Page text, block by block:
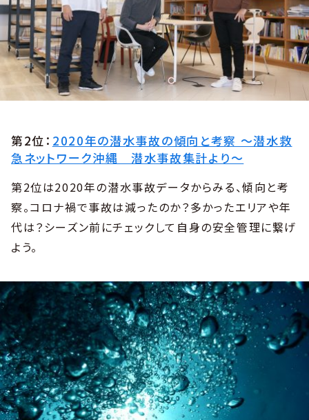
第2位： 2020年の潜水事故の傾向と考察 ～潜水救
急ネットワーク沖縄 潜水事故集計より～
第2位は2020年の潜水事故データからみる、傾向と考
察。コロナ禍で事故は減ったのか？多かったエリアや年
代は？シーズン前にチェックして自身の安全管理に繋げ
よう。